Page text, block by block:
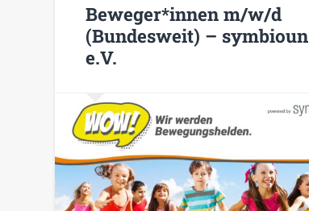
Beweger*innen m/w/d
(Bundesweit) – symbioun
e.V.